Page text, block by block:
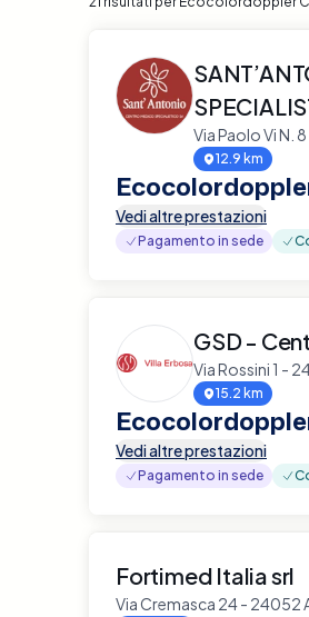
Via Paolo Vi N.
12.9 km
Vedi altre prestazioni
Pagamento in sede
GSD -
Via Rossini 1 -
15.2 km
Vedi altre prestazioni
Pagamento in sede
Fortimed Italia srl
Via Cremasca 24 - 24052